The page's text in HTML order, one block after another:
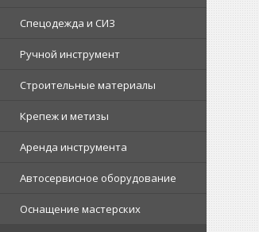
Спецодежда и СИЗ
Ручной инструмент
Строительные материалы
Крепеж и метизы
Аренда инструмента
Автосервисное оборудование
Оснащение мастерских